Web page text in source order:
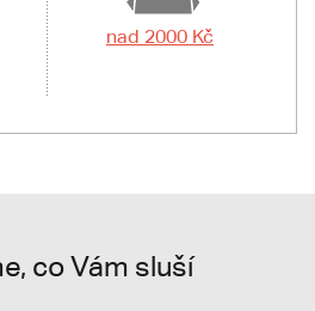
nad 2000 Kč
co Vám sluší